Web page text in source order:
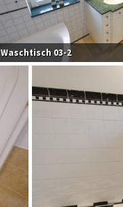
Waschtisch 03-2